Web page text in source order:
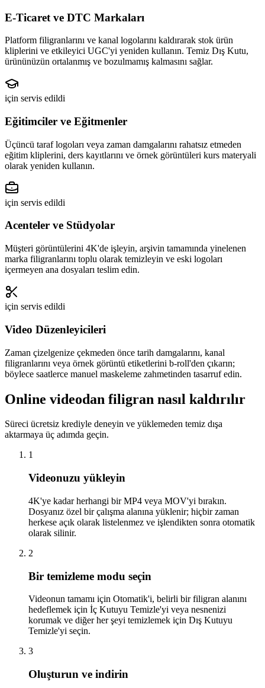
E-Ticaret ve DTC Markaları
Platform filigranlarını ve kanal logolarını kaldırarak stok ürün
kliplerini ve etkileyici UGC'yi yeniden kullanın. Temiz Dış Kutu,
ürününüzün ortalanmış ve bozulmamış kalmasını sağlar.
için servis edildi
Eğitimciler ve Eğitmenler
Üçüncü taraf logoları veya zaman damgalarını rahatsız etmeden
eğitim kliplerini, ders kayıtlarını ve örnek görüntüleri kurs materyali
olarak yeniden kullanın.
için servis edildi
Acenteler ve Stüdyolar
Müşteri görüntülerini 4K'de işleyin, arşivin tamamında yinelenen
marka filigranlarını toplu olarak temizleyin ve eski logoları
içermeyen ana dosyaları teslim edin.
için servis edildi
Video Düzenleyicileri
Zaman çizelgenize çekmeden önce tarih damgalarını, kanal
filigranlarını veya örnek görüntü etiketlerini b-roll'den çıkarın;
böylece saatlerce manuel maskeleme zahmetinden tasarruf edin.
Online videodan filigran nasıl kaldırılır
Süreci ücretsiz krediyle deneyin ve yüklemeden temiz dışa
aktarmaya üç adımda geçin.
1
Videonuzu yükleyin
4K'ye kadar herhangi bir MP4 veya MOV'yi bırakın.
Dosyanız özel bir çalışma alanına yüklenir; hiçbir zaman
herkese açık olarak listelenmez ve işlendikten sonra otomatik
olarak silinir.
2
Bir temizleme modu seçin
Videonun tamamı için Otomatik'i, belirli bir filigran alanını
hedeflemek için İç Kutuyu Temizle'yi veya nesnenizi
korumak ve diğer her şeyi temizlemek için Dış Kutuyu
Temizle'yi seçin.
3
Oluşturun ve indirin